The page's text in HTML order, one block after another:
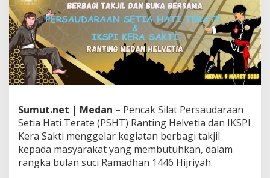
n
g
e
l
e
t
a
D
a
n
I
K
S
Sumut.net | Medan – Pencak Silat Persaudaraan
Setia Hati Terate (PSHT) Ranting Helvetia dan IKSPI
Kera Sakti menggelar kegiatan berbagi takjil
kepada masyarakat yang membutuhkan, dalam
rangka bulan suci Ramadhan 1446 Hijriyah.